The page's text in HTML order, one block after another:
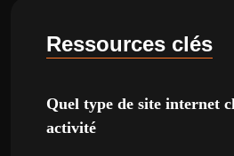
Ressources clés
Quel type de site internet
activité